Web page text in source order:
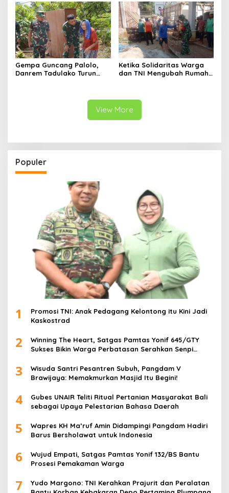
Gempa Guncang Palolo,
Danrem Tadulako Turun
Ketika Solidaritas Warga
dan TNI Mengubah Rumah
View More
Populer
1
Promosi TNI: Anak Pedagang Kelontong itu Kini Jadi
Kaskostrad
2
Winning The Heart, Satgas Pamtas Yonif 645/GTY
Sukses Bikin Warga Perbatasan Serahkan Senpi
3
Wisuda Santri Pesantren Subuh, Pangdam V
Brawijaya: Memakmurkan Masjid Itu Begini!
4
Gubes UNAIR Teliti Ritual Pertanian Masyarakat Bali
sebagai Upaya Pelestarian Bahasa Daerah
5
Wapres KH Ma’ruf Amin Didampingi Pangdam Hadiri
Barus Bersholawat untuk Indonesia
6
Wujud Empati, Satgas Pamtas Yonif 132/BS Bantu
Prosesi Pemakaman Warga
7
Yudo Margono: TNI Kerahkan Prajurit dan Peralatan